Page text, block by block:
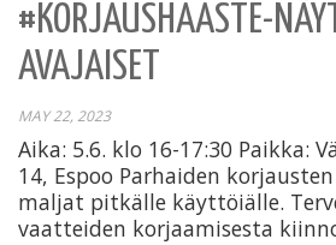
#KORJAUSHAASTE-
AVAJAISET
MAY 22, 2023
Aika: 5.6. klo 16-17:30 Paikka:
14, Espoo Parhaiden
maljat pitkälle käyttöiälle.
vaatteiden korjaamisesta